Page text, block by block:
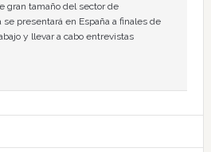
gran tamaño del sector de
presentará en España a finales de
y llevar a cabo entrevistas